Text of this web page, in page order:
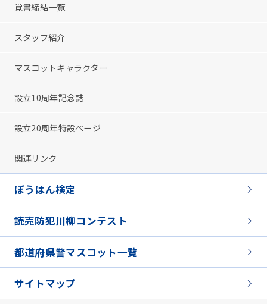
覚書締結一覧
スタッフ紹介
マスコットキャラクター
設立10周年記念誌
設立20周年特設ページ
関連リンク
ぼうはん検定
読売防犯川柳コンテスト
都道府県警マスコット一覧
サイトマップ